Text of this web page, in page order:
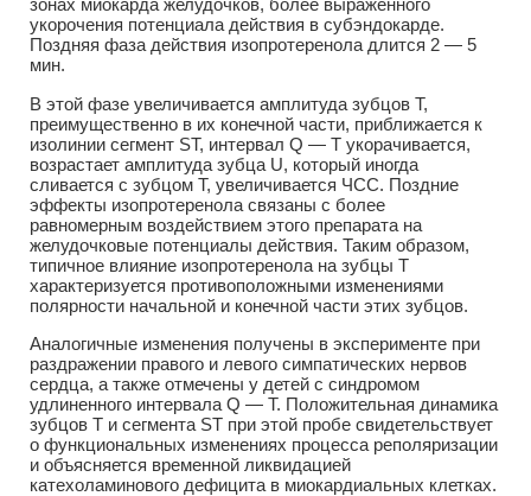
зонах миокарда желудочков, более выраженного
укорочения потенциала действия в субэндокарде.
Поздняя фаза действия изопротеренола длится 2 — 5
мин.
В этой фазе увеличивается амплитуда зубцов Т,
преимущественно в их конечной части, приближается к
изолинии сегмент ST, интервал Q — T укорачивается,
возрастает амплитуда зубца U, который иногда
сливается с зубцом Т, увеличивается ЧСС. Поздние
эффекты изопротеренола связаны с более
равномерным воздействием этого препарата на
желудочковые потенциалы действия. Таким образом,
типичное влияние изопротеренола на зубцы Т
характеризуется противоположными изменениями
полярности начальной и конечной части этих зубцов.
Аналогичные изменения получены в эксперименте при
раздражении правого и левого симпатических нервов
сердца, а также отмечены у детей с синдромом
удлиненного интервала Q — Т. Положительная динамика
зубцов Т и сегмента ST при этой пробе свидетельствует
о функциональных изменениях процесса реполяризации
и объясняется временной ликвидацией
катехоламинового дефицита в миокардиальных клетках.